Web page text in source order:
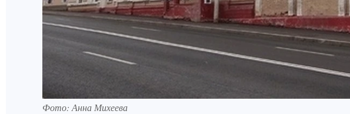
Фото: Анна Михеева